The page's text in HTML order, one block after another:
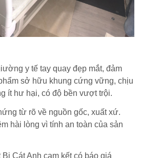
y tế tay quay đẹp mắt, đảm
sở hữu khung cứng vững, chịu
ít hư hại, có độ bền vượt trội.
từ rõ về nguồn gốc, xuất xứ.
hài lòng vì tính an toàn của sản
Bị Cát Anh cam kết có báo giá